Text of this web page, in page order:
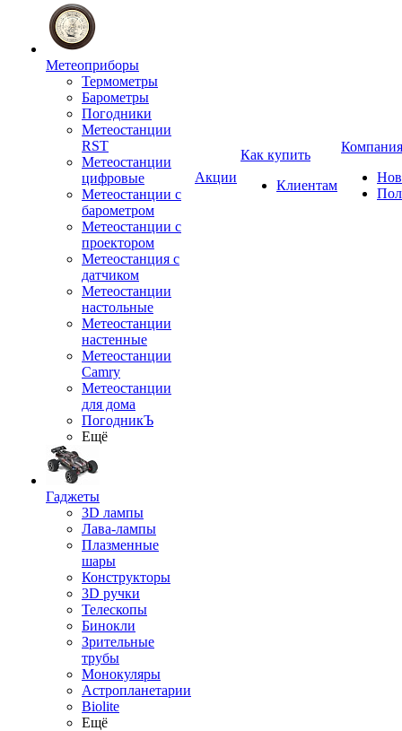
Метеоприборы
Термометры
Барометры
Погодники
Метеостанции
RST
Метеостанции
цифровые
Метеостанции с
барометром
Метеостанции с
проектором
Метеостанция с
датчиком
Метеостанции
настольные
Метеостанции
настенные
Метеостанции
Camry
Метеостанции
для дома
ПогодникЪ
Ещё
Гаджеты
3D лампы
Лава-лампы
Плазменные
шары
Конструкторы
3D ручки
Телескопы
Бинокли
Зрительные
трубы
Монокуляры
Астропланетарии
Biolite
Ещё
Акции
Как купить
Клиентам
Компания